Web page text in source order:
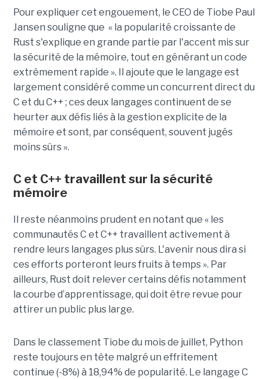
Pour expliquer cet engouement, le CEO de Tiobe Paul
Jansen souligne que « la popularité croissante de
Rust s'explique en grande partie par l'accent mis sur
la sécurité de la mémoire, tout en générant un code
extrêmement rapide ». Il ajoute que le langage est
largement considéré comme un concurrent direct du
C et du C++ ; ces deux langages continuent de se
heurter aux défis liés à la gestion explicite de la
mémoire et sont, par conséquent, souvent jugés
moins sûrs ».
C et C++ travaillent sur la sécurité
mémoire
Il reste néanmoins prudent en notant que « les
communautés C et C++ travaillent activement à
rendre leurs langages plus sûrs. L'avenir nous dira si
ces efforts porteront leurs fruits à temps ». Par
ailleurs, Rust doit relever certains défis notamment
la courbe d’apprentissage, qui doit être revue pour
attirer un public plus large.
Dans le classement Tiobe du mois de juillet, Python
reste toujours en tête malgré un effritement
continue (-8%) à 18,94% de popularité. Le langage C